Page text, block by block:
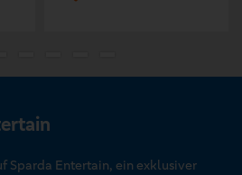
Sparda Entertain, ein exklusiver